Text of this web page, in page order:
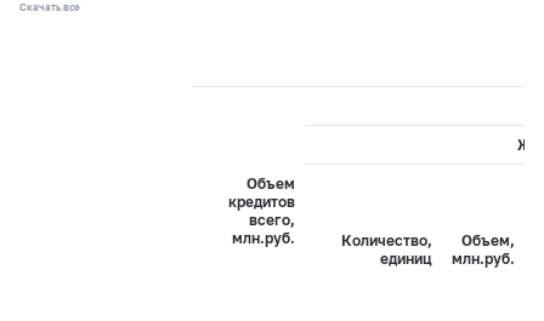
Скачать все
Объем
кредитов
всего,
млн.руб.
Количество,
единиц
Объем,
млн.руб.